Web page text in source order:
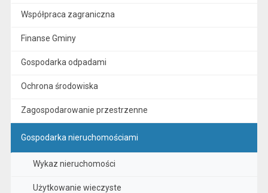
Współpraca zagraniczna
Finanse Gminy
Gospodarka odpadami
Ochrona środowiska
Zagospodarowanie przestrzenne
Gospodarka nieruchomościami
Wykaz nieruchomości
Użytkowanie wieczyste